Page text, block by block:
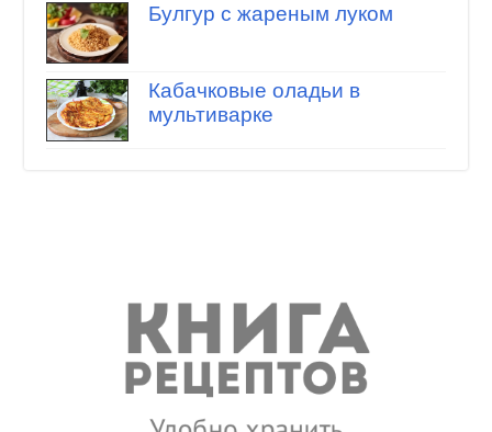
Булгур с жареным луком
Кабачковые оладьи в
мультиварке